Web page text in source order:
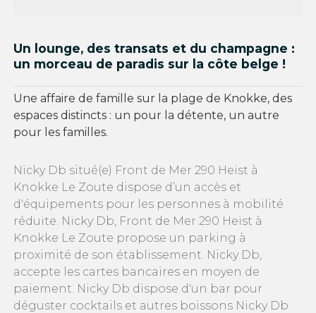
Un lounge, des transats et du champagne :
un morceau de paradis sur la côte belge !
Une affaire de famille sur la plage de Knokke, des
espaces distincts : un pour la détente, un autre
pour les familles.
Nicky Db situé(e) Front de Mer 290 Heist à
Knokke Le Zoute dispose d’un accès et
d'équipements pour les personnes à mobilité
réduite. Nicky Db, Front de Mer 290 Heist à
Knokke Le Zoute propose un parking à
proximité de son établissement. Nicky Db,
accepte les cartes bancaires en moyen de
paiement. Nicky Db dispose d'un bar pour
déguster cocktails et autres boissons Nicky Db